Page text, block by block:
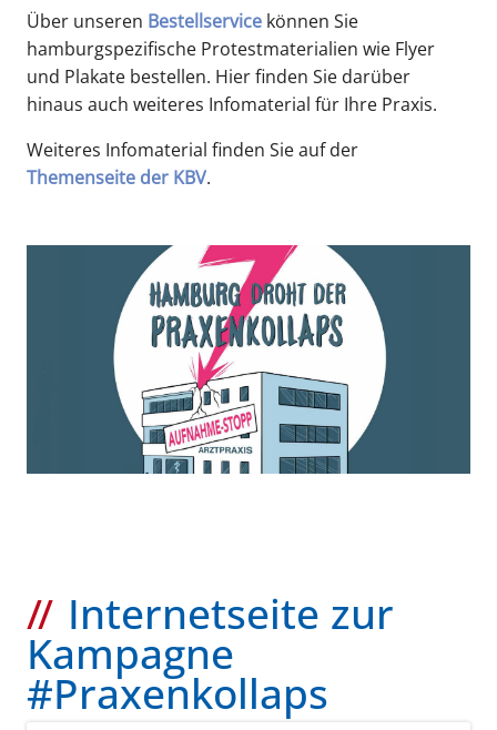
Über unseren Bestellservice können Sie
hamburgspezifische Protestmaterialien wie Flyer
und Plakate bestellen. Hier finden Sie darüber
hinaus auch weiteres Infomaterial für Ihre Praxis.
Weiteres Infomaterial finden Sie auf der
Themenseite der KBV.
Internetseite zur
Kampagne
#Praxenkollaps